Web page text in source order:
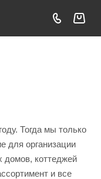
Тогда мы только
для организации
домов, коттеджей
и все